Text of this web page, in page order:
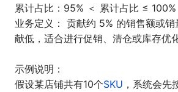
累计占比：95% ＜ 累计占比 ≤ 100%
业务定义： 贡献约 5% 的销售额或
献低，适合进行促销、清仓或库存优化
示例说明：
假设某店铺共有10个SKU ，系统会先